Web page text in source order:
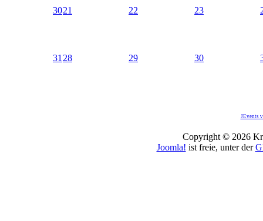
3021 22 23
31 28 29 30
JEvents
Copyright © 2026
Joomla! ist freie, unter der